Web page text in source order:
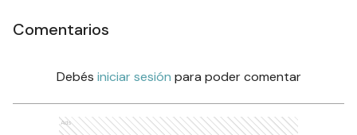
Comentarios
Debés iniciar sesión para poder comentar
Ads